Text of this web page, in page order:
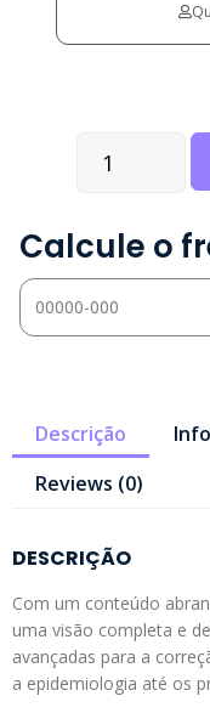
Calcule o
Descrição
Reviews (0)
DESCRIÇÃO
Com um conteúdo
uma visão completa e
avançadas para a
a epidemiologia até os